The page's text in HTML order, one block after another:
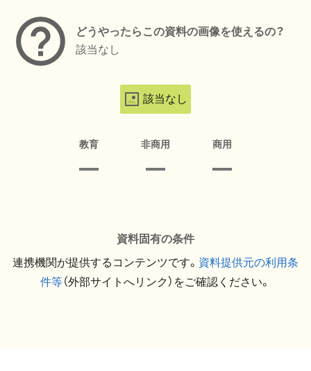
どうやったらこの資料の画像を使えるの？
該当なし
該当なし
教育 非商用 商用
資料固有の条件
連携機関が提供するコンテンツです。 資料提供元の利用条
件等（外部サイトへリンク）をご確認ください。